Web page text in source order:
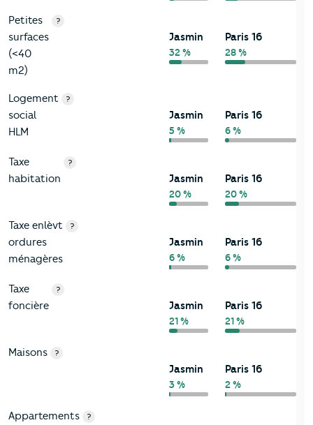
Petites
surfaces
(<40
m2)
?
Jasmin
32 %
Paris 16
28 %
Logement
social
HLM
?
Jasmin
5 %
Paris 16
6 %
Taxe
habitation
?
Jasmin
20 %
Paris 16
20 %
Taxe enlèvt
ordures
ménagères
?
Jasmin
6 %
Paris 16
6 %
Taxe
foncière
?
Jasmin
21 %
Paris 16
21 %
Maisons ?
Jasmin
3 %
Paris 16
2 %
Appartements ?